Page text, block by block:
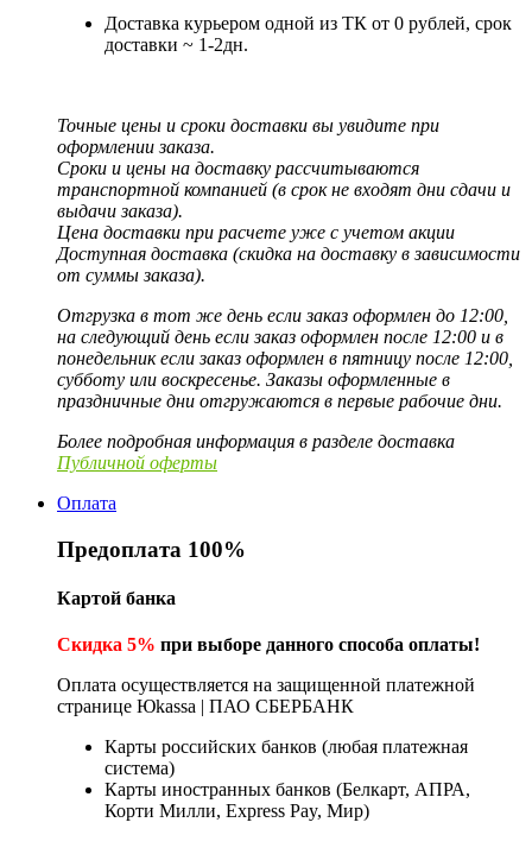
Доставка курьером одной из ТК от 0 рублей, срок
доставки ~ 1-2дн.
Точные цены и сроки доставки вы увидите при
оформлении заказа.
Сроки и цены на доставку рассчитываются
транспортной компанией (в срок не входят дни сдачи и
выдачи заказа).
Цена доставки при расчете уже с учетом акции
Доступная доставка (скидка на доставку в зависимости
от суммы заказа).
Отгрузка в тот же день если заказ оформлен до 12:00,
на следующий день если заказ оформлен после 12:00 и в
понедельник если заказ оформлен в пятницу после 12:00,
субботу или воскресенье. Заказы оформленные в
праздничные дни отгружаются в первые рабочие дни.
Более подробная информация в разделе доставка
Публичной оферты
Оплата
Предоплата 100%
Картой банка
Скидка 5% при выборе данного способа оплаты!
Оплата осуществляется на защищенной платежной
странице Юkassa | ПАО СБЕРБАНК
Карты российских банков (любая платежная
система)
Карты иностранных банков (Белкарт, АПРА,
Корти Милли, Express Pay, Мир)